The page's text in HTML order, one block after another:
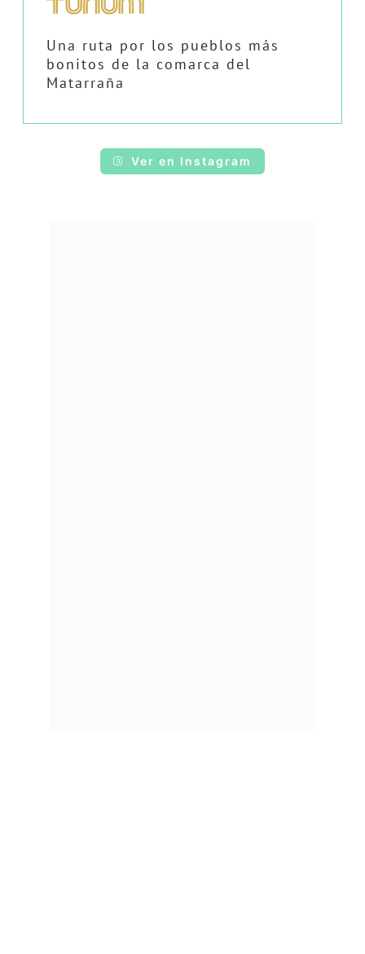
Una ruta por los pueblos más
bonitos de la comarca del
Matarraña
Ver en Instagram